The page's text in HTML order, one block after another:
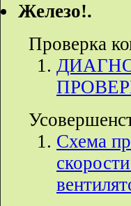
Железо!.
Проверка
Схема